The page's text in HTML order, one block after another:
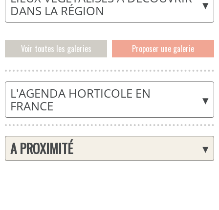
▾
DANS LA RÉGION
Voir toutes les galeries Proposer une galerie
▾
L'AGENDA HORTICOLE EN
FRANCE
▾
A PROXIMITÉ